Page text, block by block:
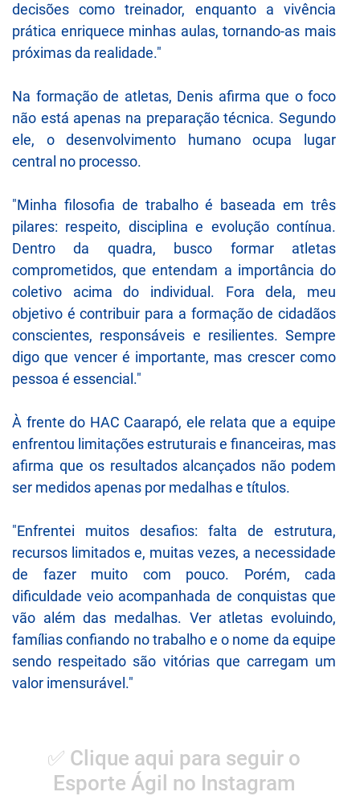
decisões como treinador, enquanto a vivência
prática enriquece minhas aulas, tornando-as mais
próximas da realidade."
Na formação de atletas, Denis afirma que o foco
não está apenas na preparação técnica. Segundo
ele, o desenvolvimento humano ocupa lugar
central no processo.
"Minha filosofia de trabalho é baseada em três
pilares: respeito, disciplina e evolução contínua.
Dentro da quadra, busco formar atletas
comprometidos, que entendam a importância do
coletivo acima do individual. Fora dela, meu
objetivo é contribuir para a formação de cidadãos
conscientes, responsáveis e resilientes. Sempre
digo que vencer é importante, mas crescer como
pessoa é essencial."
À frente do HAC Caarapó, ele relata que a equipe
enfrentou limitações estruturais e financeiras, mas
afirma que os resultados alcançados não podem
ser medidos apenas por medalhas e títulos.
"Enfrentei muitos desafios: falta de estrutura,
recursos limitados e, muitas vezes, a necessidade
de fazer muito com pouco. Porém, cada
dificuldade veio acompanhada de conquistas que
vão além das medalhas. Ver atletas evoluindo,
famílias confiando no trabalho e o nome da equipe
sendo respeitado são vitórias que carregam um
valor imensurável."
✅ Clique aqui para seguir o
Esporte Ágil no Instagram